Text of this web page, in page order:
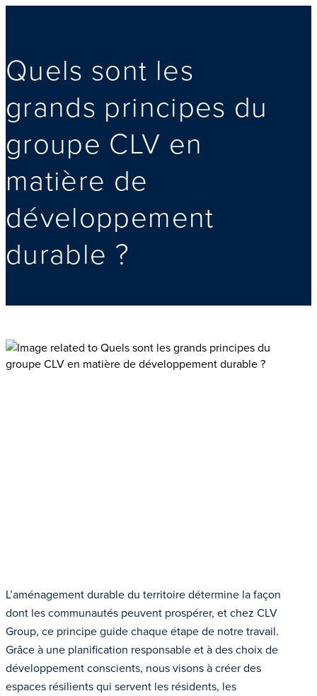
Quels sont les
grands principes du
groupe CLV en
matière de
développement
durable ?
L’aménagement durable du territoire détermine la façon
dont les communautés peuvent prospérer, et chez CLV
Group, ce principe guide chaque étape de notre travail.
Grâce à une planification responsable et à des choix de
développement conscients, nous visons à créer des
espaces résilients qui servent les résidents, les